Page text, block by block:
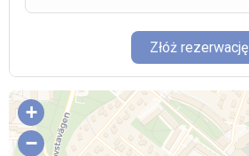
Złóż rezerwację
+
−